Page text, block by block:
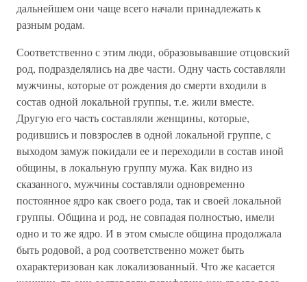
дальнейшем они чаще всего начали принадлежать к
разным родам.
Соответственно с этим люди, образовывавшие отцовский
род, подразделялись на две части. Одну часть составляли
мужчины, которые от рождения до смерти входили в
состав одной локальной группы, т.е. жили вместе.
Другую его часть составляли женщины, которые,
родившись и повзрослев в одной локальной группе, с
выходом замуж покидали ее и переходили в состав иной
общины, в локальную группу мужа. Как видно из
сказанного, мужчины составляли одновременно
постоянное ядро как своего рода, так и своей локальной
группы. Община и род, не совпадая полностью, имели
одно и то же ядро. И в этом смысле община продолжала
быть родовой, а род соответственно может быть
охарактеризован как локализованный. Что же касается